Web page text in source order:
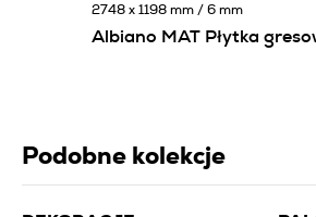
Albiano MAT Płytka
2748 x 1198 mm / 6 mm
Podobne kolekcje